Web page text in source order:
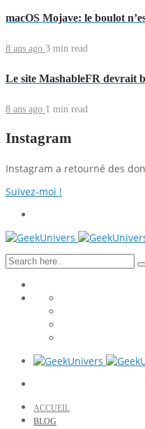
macOS Mojave: le boulot
8 ans ago 3 min read
Le site MashableFR devrait
8 ans ago 1 min read
Instagram
Instagram a retourné des
Suivez-moi !
ACCUEIL
BLOG